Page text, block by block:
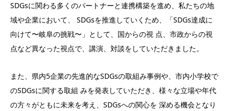
SDGsに関わる多くのパートナーと連携構築を進め、私たちの地
域や企業において、 SDGsを推進していくため、「SDGs達成に
向けて〜岐阜の挑戦〜」として、国からの視 点、市政からの視
点など異なった視点で、講演、対談をしていただきました。
また、県内5企業の先進的なSDGsの取組み事例や、市内小学校で
のSDGsに関する取組 みを発表していただき、様々な立場や年代
の方々がともに未来を考え、SDGsへの関心を 深める機会となり